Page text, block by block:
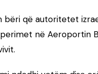
bëri që autoritetet
në Aeroportin